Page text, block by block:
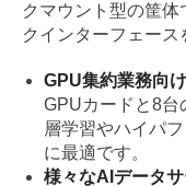
クマウント型の筐
クインターフェース
GPU集約業務向
GPUカードと8台
層学習やハイパ
に最適です。
様々なAIデータ